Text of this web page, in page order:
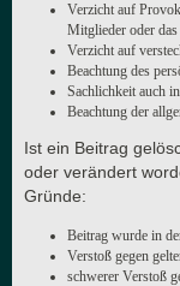
Verzicht auf
Mitglieder oder
Verzicht auf
Beachtung des
Sachlichkeit auch
Beachtung der
Ist ein Beitrag
oder verändert
Gründe:
Beitrag wurde in
Verstoß gegen
schwerer Verstoß